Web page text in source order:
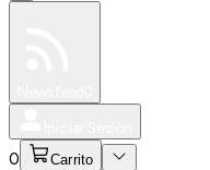
0 Carrito